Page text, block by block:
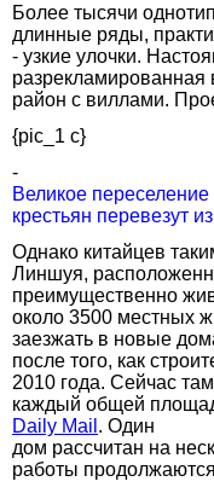
Более тысячи
длинные ряды,
- узкие улочки.
район с виллами.
{pic_1 c}
-
Великое
крестьян перевезут
Однако китайцев
Линшуя,
преимущественно
около 3500 местных
заезжать в новые
после того, как
2010 года. Сейчас
каждый общей
Daily Mail . Один
дом рассчитан на
работы